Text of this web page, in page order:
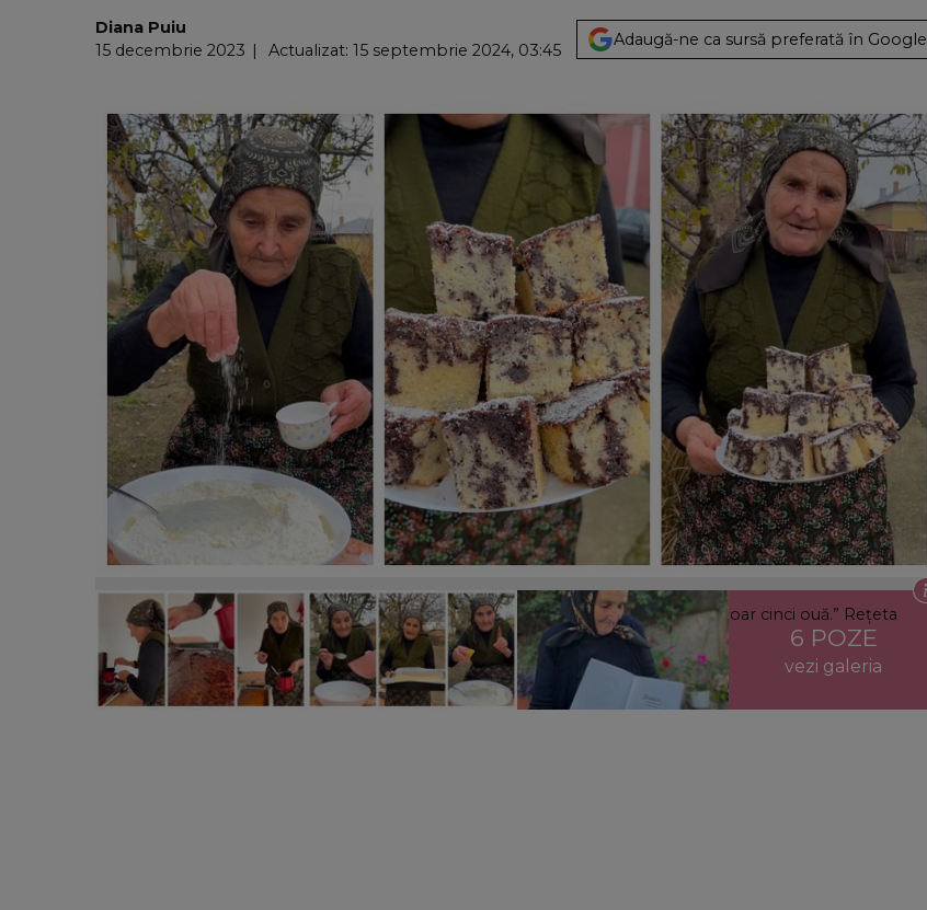
Diana Puiu
15 decembrie 2023
Actualizat: 15 septembrie 2024, 03:45
Adaugă-ne ca sursă preferată în Google
„Vreau să vă încânt cu o nouă prăjitură cu glazură, pentru care avem nevoie de doar cinci ouă.” Rețeta
delicioasă de prăjitură glazurată a bunicii Gherghina!
6 POZE
vezi galeria